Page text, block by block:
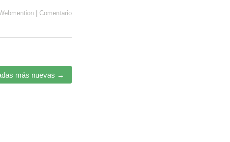
Comentario
más nuevas →